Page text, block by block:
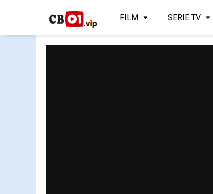
FILM SERIE TV